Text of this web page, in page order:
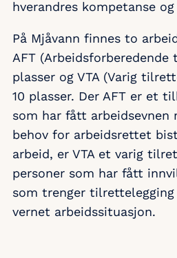
hverandres kompetanse
På Mjåvann finnes to
AFT (Arbeidsforberedende
plasser og VTA (Varig
10 plasser. Der AFT er et
som har fått arbeidsevnen
behov for arbeidsrettet
arbeid, er VTA et varig
personer som har fått
som trenger
vernet arbeidssituasjon.